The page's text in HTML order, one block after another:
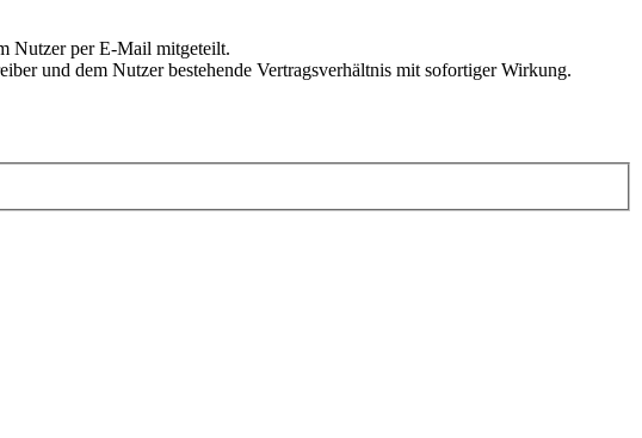
Nutzer per E-Mail mitgeteilt.
und dem Nutzer bestehende Vertragsverhältnis mit sofortiger Wirkung.